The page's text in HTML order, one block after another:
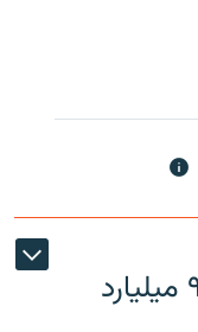
بانک مرکزی ایران گم شدن ۹ میلیارد